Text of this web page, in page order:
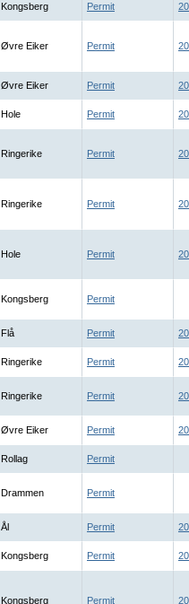
Kongsberg Permit
Øvre Eiker Permit
Øvre Eiker Permit
Hole Permit
Ringerike Permit
Ringerike Permit
Hole Permit
Kongsberg Permit
Flå Permit
Ringerike Permit
Ringerike Permit
Øvre Eiker Permit
Rollag Permit
Drammen Permit
Ål Permit
Kongsberg Permit
Kongsberg Permit